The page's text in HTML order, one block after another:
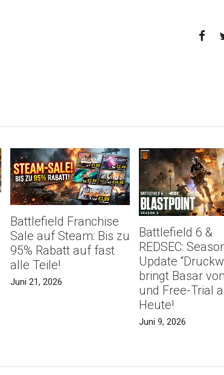
Battlefield Franchise
Sale auf Steam: Bis zu
95% Rabatt auf fast
alle Teile!
Juni 21, 2026
Battlefield 6 &
REDSEC:
Update
bringt Basar
und Free-Trial
Heute!
Juni 9, 2026